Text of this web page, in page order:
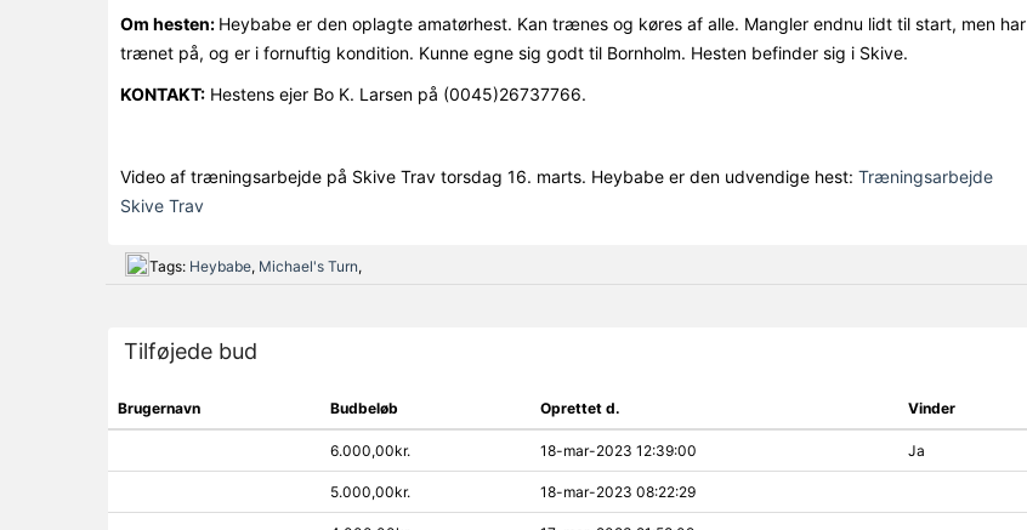
Om hesten: Heybabe er den oplagte amatørhest. Kan trænes og køres af alle. Mangler endnu lidt til start, men har
trænet på, og er i fornuftig kondition. Kunne egne sig godt til Bornholm. Hesten befinder sig i Skive.
KONTAKT:Hestens ejer Bo K. Larsen på (0045)26737766.
Video af træningsarbejde på Skive Trav torsdag 16. marts. Heybabe er den udvendige hest: Træningsarbejde
Skive Trav
Tags: Heybabe, Michael's Turn,
Tilføjede bud
Brugernavn Budbeløb Oprettet d. Vinder
6.000,00kr. 18-mar-2023 12:39:00 Ja
5.000,00kr. 18-mar-2023 08:22:29